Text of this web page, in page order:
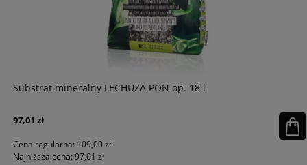
Substrat mineralny LECHUZA PON op. 18 l
97,01 zł
Cena regularna:109,00 zł
Najniższa cena:97,01 zł